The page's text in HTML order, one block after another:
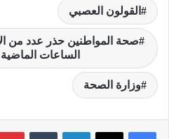
القولون العصبي
صحة المواطنين حذر عدد من
الساعات
وزارة الصحة
لينكدإن